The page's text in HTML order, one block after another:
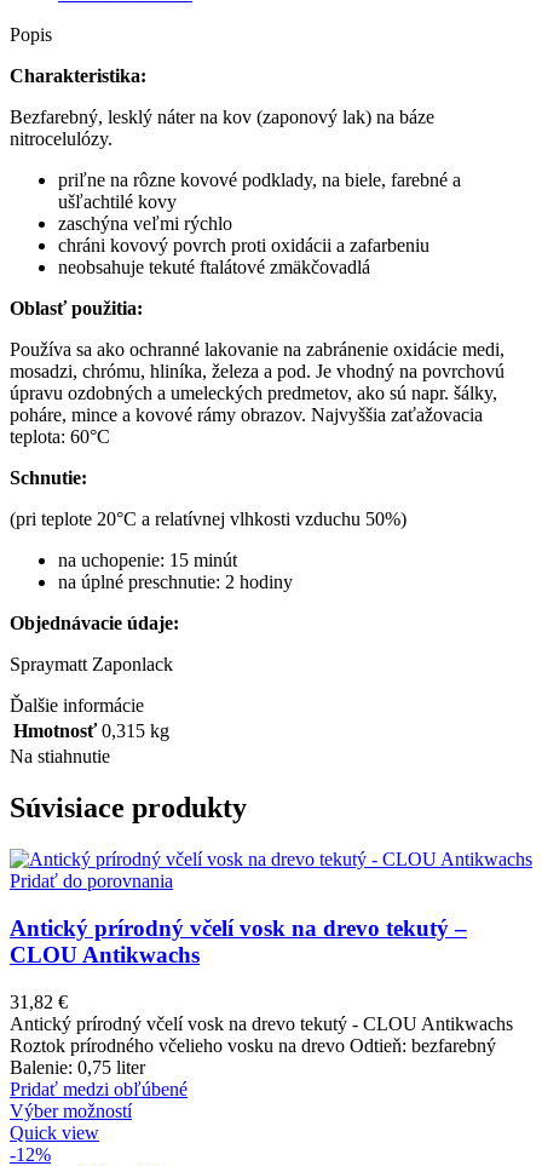
Popis
Charakteristika:
Bezfarebný, lesklý náter na kov (zaponový lak) na báze
nitrocelulózy.
priľne na rôzne kovové podklady, na biele, farebné a
ušľachtilé kovy
zaschýna veľmi rýchlo
chráni kovový povrch proti oxidácii a zafarbeniu
neobsahuje tekuté ftalátové zmäkčovadlá
Oblasť použitia:
Používa sa ako ochranné lakovanie na zabránenie oxidácie medi,
mosadzi, chrómu, hliníka, železa a pod. Je vhodný na povrchovú
úpravu ozdobných a umeleckých predmetov, ako sú napr. šálky,
poháre, mince a kovové rámy obrazov. Najvyššia zaťažovacia
teplota: 60°C
Schnutie:
(pri teplote 20°C a relatívnej vlhkosti vzduchu 50%)
na uchopenie: 15 minút
na úplné preschnutie: 2 hodiny
Objednávacie údaje:
Spraymatt Zaponlack
Ďalšie informácie
Hmotnosť 0,315 kg
Na stiahnutie
Súvisiace produkty
Pridať do porovnania
Antický prírodný včelí vosk na drevo tekutý –
CLOU Antikwachs
31,82 €
Antický prírodný včelí vosk na drevo tekutý - CLOU Antikwachs
Roztok prírodného včelieho vosku na drevo Odtieň: bezfarebný
Balenie: 0,75 liter
Pridať medzi obľúbené
Výber možností
Quick view
-12%